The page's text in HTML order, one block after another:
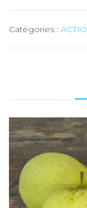
Golden
Duay
/
Pays
VS)
Catégories :